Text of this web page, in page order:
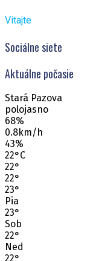
Vitajte
Sociálne siete
Aktuálne počasie
Stará Pazova
polojasno
68%
0.8km/h
43%
22°C
22°
22°
23°
Pia
23°
Sob
22°
Ned
22°